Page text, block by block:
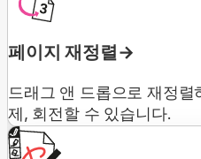
페이지 재정렬
드래그 앤 드롭으로 재정
제, 회전할 수 있습니다.